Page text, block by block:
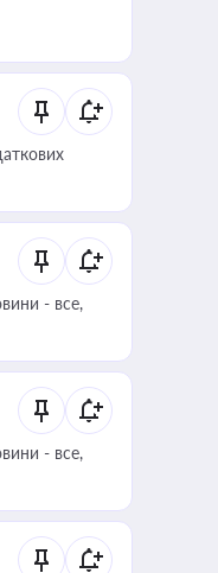
- все,
- все,